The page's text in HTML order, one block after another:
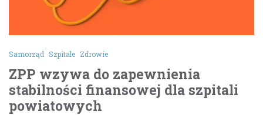
Samorząd Szpitale Zdrowie
ZPP wzywa do zapewnienia
stabilności finansowej dla szpitali
powiatowych